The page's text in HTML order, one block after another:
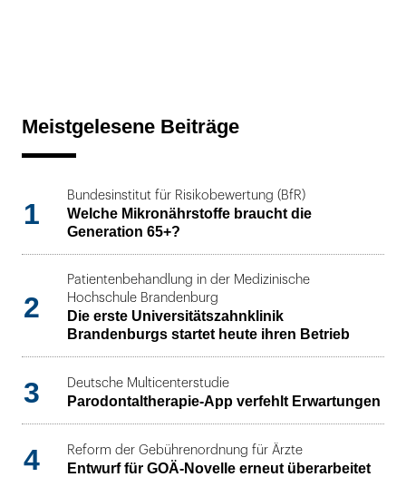
Meistgelesene Beiträge
1
Bundesinstitut für Risikobewertung (BfR)
Welche Mikronährstoffe braucht die
Generation 65+?
2
Patientenbehandlung in der Medizinische
Hochschule Brandenburg
Die erste Universitätszahnklinik
Brandenburgs startet heute ihren Betrieb
3 Deutsche Multicenterstudie
Parodontaltherapie-App verfehlt Erwartungen
4 Reform der Gebührenordnung für Ärzte
Entwurf für GOÄ-Novelle erneut überarbeitet